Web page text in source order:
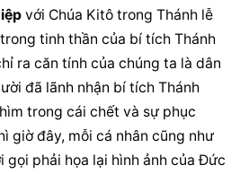
với Chúa Kitô trong Thánh lễ
tinh thần của bí tích Thánh
ra căn tính của chúng ta là dân
đã lãnh nhận bí tích Thánh
trong cái chết và sự phục
gọi phải họa lại hình ảnh của Đức